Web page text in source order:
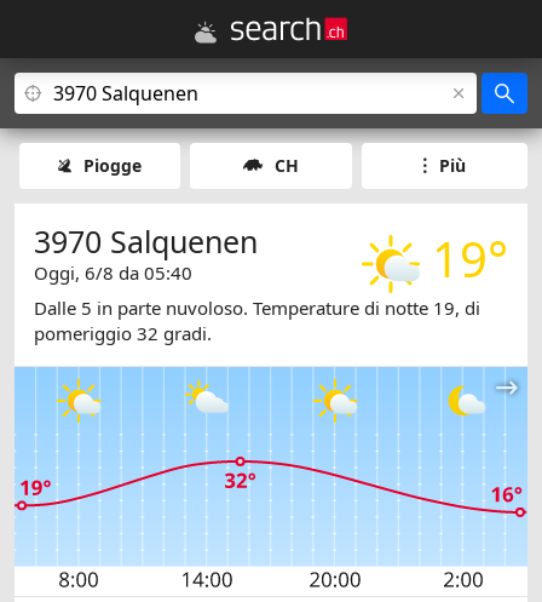
Piogge CH Più
19°
3970 Salquenen
Oggi, 6/8 da 05:40
Dalle 5 in parte nuvoloso. Temperature di notte 19, di
pomeriggio 32 gradi.